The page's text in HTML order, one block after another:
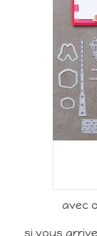
avec
si vous